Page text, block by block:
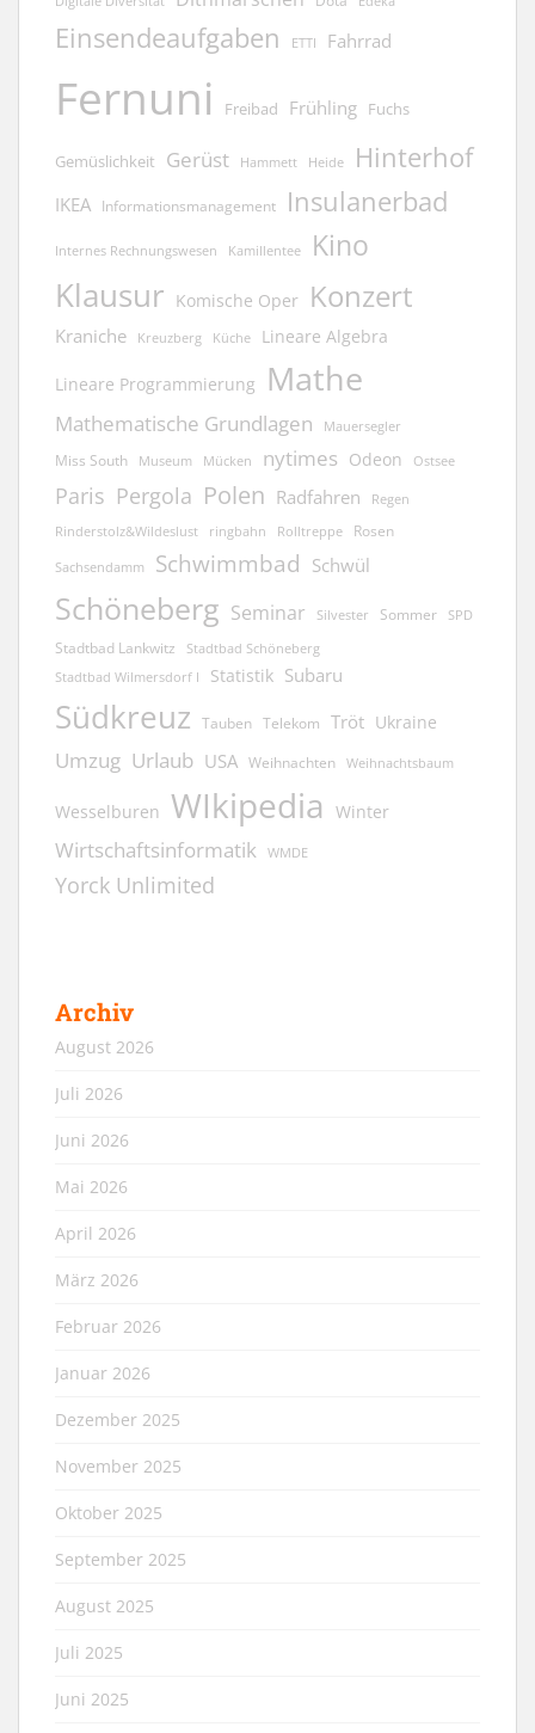
Einsendeaufgaben ETTI Fahrrad
Fernuni Freibad Frühling Fuchs
Gemüslichkeit Gerüst Hammett Heide Hinterhof
IKEA Informationsmanagement Insulanerbad
Internes Rechnungswesen Kamillentee Kino
Klausur Komische Oper Konzert
Kraniche Kreuzberg Küche Lineare Algebra
Lineare Programmierung Mathe
Mathematische Grundlagen Mauersegler
Miss South Museum Mücken nytimes Odeon Ostsee
Paris Pergola Polen Radfahren Regen
Rinderstolz&Wildeslust ringbahn Rolltreppe Rosen
Sachsendamm Schwimmbad Schwül
Schöneberg Seminar Silvester Sommer SPD
Stadtbad Lankwitz Stadtbad Schöneberg
Stadtbad Wilmersdorf I Statistik Subaru
Südkreuz Tauben Telekom Tröt Ukraine
Umzug Urlaub USA Weihnachten Weihnachtsbaum
Wesselburen WIkipedia Winter
Wirtschaftsinformatik WMDE
Yorck Unlimited
Archiv
August 2026
Juli 2026
Juni 2026
Mai 2026
April 2026
März 2026
Februar 2026
Januar 2026
Dezember 2025
November 2025
Oktober 2025
September 2025
August 2025
Juli 2025
Juni 2025